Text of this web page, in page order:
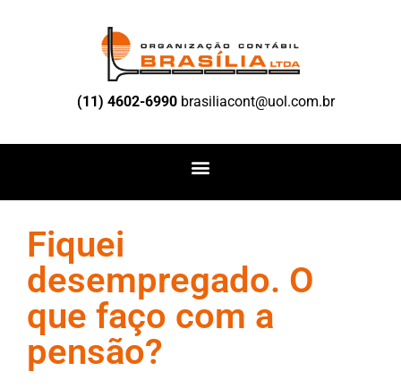
(11) 4602-6990 brasiliacont@uol.com.br
Fiquei
desempregado. O
que faço com a
pensão?